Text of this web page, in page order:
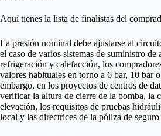
Aquí tienes la lista de finalistas del
La presión nominal debe ajustarse al
el caso de varios sistemas de suministro de
refrigeración y calefacción, los
valores habituales en torno a 6 bar, 10 bar
embargo, en los proyectos de centros de
verificar la altura de cierre de la bomba, la
elevación, los requisitos de pruebas
local y las directrices de la póliza de